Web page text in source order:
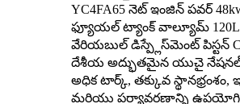
YC4FA65 నెట్ ఇంజిన్ పవర్
ఫ్యూయల్ ట్యాంక్ వాల్యూమ్
వేరియబుల్ డిస్ప్లేస్‌మెంట్ పిస్టన్
దేశీయ అద్భుతమైన యుచై నేషనల్
అధిక టార్క్, తక్కువ
మరియు పర్యావరణాన్ని ఉపయోగించి